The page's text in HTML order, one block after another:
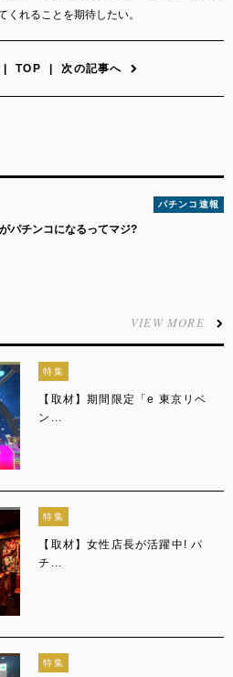
くれることを期待したい。
| TOP | 次の記事へ
パチンコ速報
がパチンコになるってマジ?
VIEW MORE
特集
【取材】期間限定「e 東京リベ
ン...
特集
【取材】女性店長が活躍中! パ
チ...
特集